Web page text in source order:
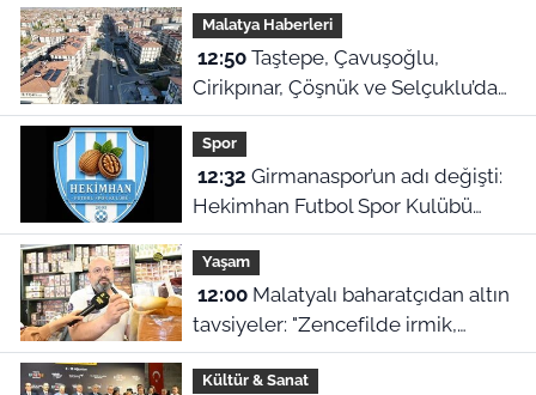
Malatya Haberleri
12:50Taştepe, Çavuşoğlu,
Cirikpınar, Çöşnük ve Selçuklu’da
konut teslimi için takvim açıklandı!
Spor
12:32
Hekimhan Futbol Spor Kulübü
geliyor
Yaşam
12:00Malatyalı baharatçıdan altın
tavsiyeler: "Zencefilde irmik,
kimyonda bulgur var!"
Kültür & Sanat